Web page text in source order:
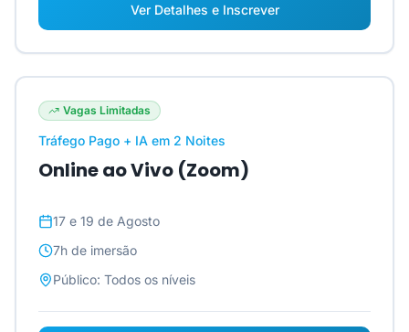
Ver Detalhes e Inscrever
Vagas Limitadas
Tráfego Pago + IA em 2 Noites
Online ao Vivo (Zoom)
17 e 19 de Agosto
7h de imersão
Público: Todos os níveis